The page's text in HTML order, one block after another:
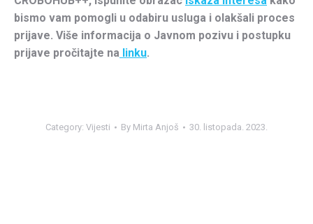
bismo vam pomogli u odabiru usluga i olakšali proces
prijave. Više informacija o Javnom pozivu i postupku
prijave pročitajte na linku.
Category: Vijesti By Mirta Anjoš 30. listopada. 2023.